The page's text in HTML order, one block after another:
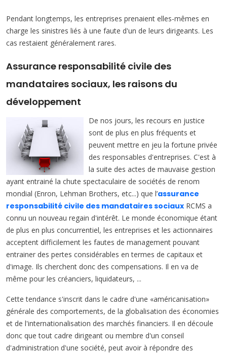
Pendant longtemps, les entreprises prenaient elles-mêmes en
charge les sinistres liés à une faute d'un de leurs dirigeants. Les
cas restaient généralement rares.
Assurance responsabilité civile des
mandataires sociaux, les raisons du
développement
De nos jours, les recours en justice
sont de plus en plus fréquents et
peuvent mettre en jeu la fortune privée
des responsables d'entreprises. C'est à
la suite des actes de mauvaise gestion
ayant entrainé la chute spectaculaire de sociétés de renom
mondial (Enron, Lehman Brothers, etc...) que l’assurance
responsabilité civile des mandataires sociaux RCMS a
connu un nouveau regain d'intérêt. Le monde économique étant
de plus en plus concurrentiel, les entreprises et les actionnaires
acceptent difficilement les fautes de management pouvant
entrainer des pertes considérables en termes de capitaux et
d'image. Ils cherchent donc des compensations. Il en va de
même pour les créanciers, liquidateurs, ...
Cette tendance s'inscrit dans le cadre d'une «américanisation»
générale des comportements, de la globalisation des économies
et de l'internationalisation des marchés financiers. Il en découle
donc que tout cadre dirigeant ou membre d'un conseil
d'administration d'une société, peut avoir à répondre des